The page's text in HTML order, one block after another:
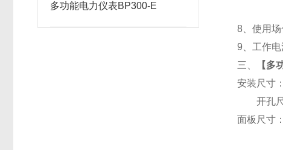
多功能电力仪表BP300-E
8 、使用
9 、工作
三、
【多
安装尺寸：
开孔
面板尺寸